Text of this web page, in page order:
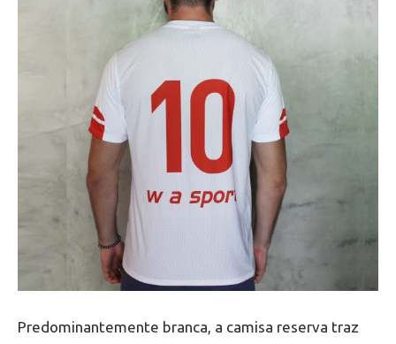
Predominantemente branca, a camisa reserva traz